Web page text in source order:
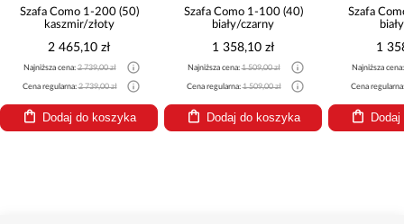
Szafa Como 1-200 (50)
kaszmir/złoty
2 465,10 zł
Najniższa cena:2 739,00 zł
Cena regularna:2 739,00 zł
Dodaj do koszyka
Szafa Como 1-100 (40)
biały/czarny
1 358,10 zł
Najniższa cena:1 509,00 zł
Cena regularna:1 509,00 zł
Dodaj do koszyka
Szafa
1
Najniższa
Cena